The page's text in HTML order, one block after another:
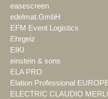
easescreen
edelmat.GmbH
EFM Event Logistics
Ehrgeiz
EIKI
einstein & sons
ELA PRO
Elation Professional
ELECTRIC CLAUDIO